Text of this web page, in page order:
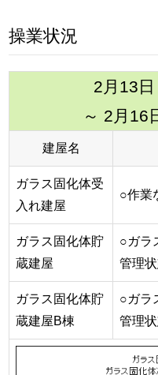
操業状況
2月13日
～ 2月16
建屋名
ガラス固化体受
入れ建屋
○作業
ガラス固化体貯
蔵建屋
○ガラ
管理
ガラス固化体貯
蔵建屋B棟
○ガラ
管理